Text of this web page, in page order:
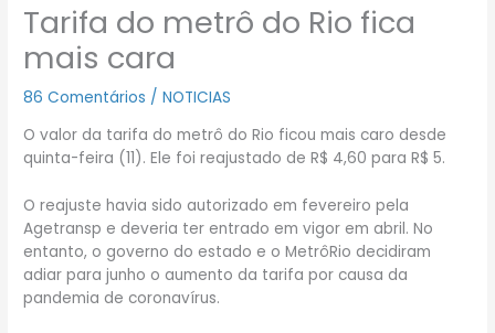
Tarifa do metrô do Rio fica
mais cara
86 Comentários /NOTICIAS
O valor da tarifa do metrô do Rio ficou mais caro desde
quinta-feira (11). Ele foi reajustado de R$ 4,60 para R$ 5.
O reajuste havia sido autorizado em fevereiro pela
Agetransp e deveria ter entrado em vigor em abril. No
entanto, o governo do estado e o MetrôRio decidiram
adiar para junho o aumento da tarifa por causa da
pandemia de coronavírus.